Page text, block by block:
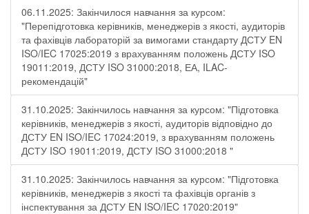
06.11.2025: Закінчилося навчання за курсом:
"Перепідготовка керівників, менеджерів з якості, аудиторів
та фахівців лабораторій за вимогами стандарту ДСТУ EN
ISO/IEC 17025:2019 з врахуванням положень ДСТУ ISO
19011:2019, ДСТУ ISO 31000:2018, ЕА, ILAC-
рекомендацій"
31.10.2025: Закінчилось навчання за курсом: "Підготовка
керівників, менеджерів з якості, аудиторів відповідно до
ДСТУ EN ISO/IEC 17024:2019, з врахуванням положень
ДСТУ ISO 19011:2019, ДСТУ ISO 31000:2018 "
31.10.2025: Закінчилось навчання за курсом: "Підготовка
керівників, менеджерів з якості та фахівців органів з
інспектування за ДСТУ EN ISO/IEC 17020:2019"